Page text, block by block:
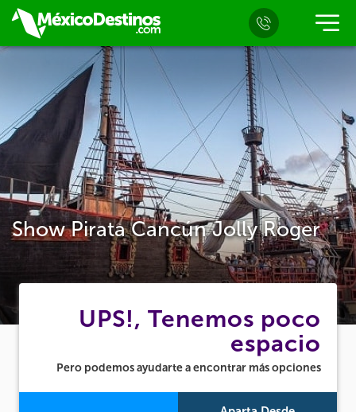
Show Pirata Cancún Jolly Roger
UPS!, Tenemos poco
espacio
Pero podemos ayudarte a encontrar más opciones